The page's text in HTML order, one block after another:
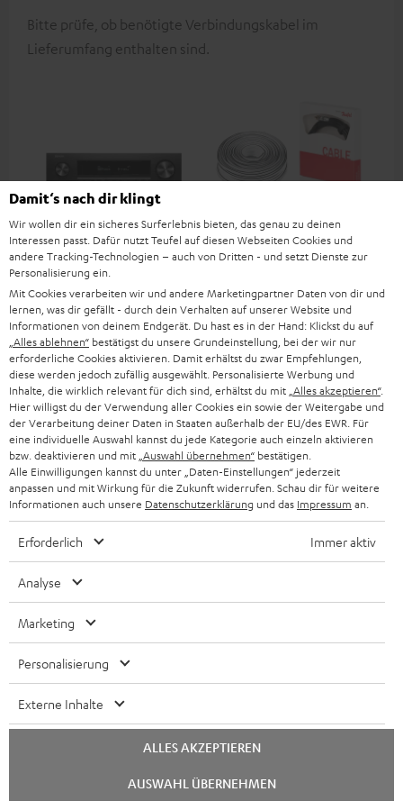
Bitte prüfe, ob benötigte Verbindungskabel im
Lieferumfang enthalten sind.
DENON AVC-X3800H
7.2.4 oder 11.4-AV-Receiver
der Spitzenklasse mit 180 Watt
Ausgangsleistung pro Kanal
Deal
€ 1.339,99
€ 1.699,00Letzter niedrigster
Preis
€ 1.699,00UVP
5.1-Heimkino-Kabel-Set für
Räume bis 30 m²
€ 79, 99
Weiteres Zubehör
DENON AVC-X4800H
9.4 -AV-Receiver der
Yamaha RX-A4A
7.2- oder 5.1.2-AV-Receiver
Damit‘s nach dir klingt
Wir wollen dir ein sicheres Surferlebnis bieten, das genau zu deinen
Interessen passt. Dafür nutzt Teufel auf diesen Webseiten Cookies und
andere Tracking-Technologien – auch von Dritten - und setzt Dienste zur
Personalisierung ein.
Mit Cookies verarbeiten wir und andere Marketingpartner Daten von dir und
lernen, was dir gefällt - durch dein Verhalten auf unserer Website und
Informationen von deinem Endgerät. Du hast es in der Hand: Klickst du auf
„Alles ablehnen“ bestätigst du unsere Grundeinstellung, bei der wir nur
erforderliche Cookies aktivieren. Damit erhältst du zwar Empfehlungen,
diese werden jedoch zufällig ausgewählt. Personalisierte Werbung und
Inhalte, die wirklich relevant für dich sind, erhältst du mit „Alles akzeptieren“.
Hier willigst du der Verwendung aller Cookies ein sowie der Weitergabe und
der Verarbeitung deiner Daten in Staaten außerhalb der EU/des EWR. Für
eine individuelle Auswahl kannst du jede Kategorie auch einzeln aktivieren
bzw. deaktivieren und mit „Auswahl übernehmen“ bestätigen.
Alle Einwilligungen kannst du unter „Daten-Einstellungen“ jederzeit
anpassen und mit Wirkung für die Zukunft widerrufen. Schau dir für weitere
Informationen auch unsere Datenschutzerklärung und das Impressum an.
Erforderlich Immer aktiv
Analyse
Marketing
Personalisierung
Externe Inhalte
ALLES AKZEPTIEREN
AUSWAHL ÜBERNEHMEN